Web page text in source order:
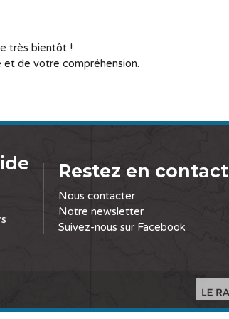
très bientôt !
de votre compréhension.
Restez en contact
Nous contacter
Notre newsletter
Suivez-nous sur Facebook